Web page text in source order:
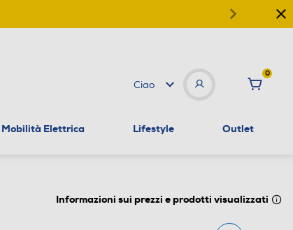
Ciao
0
Mobilità Elettrica Lifestyle Outlet
Informazioni sui prezzi e prodotti visualizzati